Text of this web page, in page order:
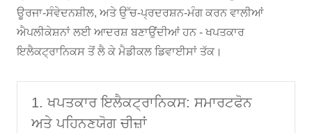
ਊਰਜਾ-ਸੰਵੇਦਨਸ਼ੀਲ, ਅਤੇ ਉੱਚ-ਪ੍ਰਦਰਸ਼ਨ-ਮੰਗ ਕਰਨ ਵਾਲੀਆਂ
ਐਪਲੀਕੇਸ਼ਨਾਂ ਲਈ ਆਦਰਸ਼ ਬਣਾਉਂਦੀਆਂ ਹਨ - ਖਪਤਕਾਰ
ਇਲੈਕਟ੍ਰਾਨਿਕਸ ਤੋਂ ਲੈ ਕੇ ਮੈਡੀਕਲ ਡਿਵਾਈਸਾਂ ਤੱਕ।
1. ਖਪਤਕਾਰ ਇਲੈਕਟ੍ਰਾਨਿਕਸ: ਸਮਾਰਟਫੋਨ
ਅਤੇ ਪਹਿਨਣਯੋਗ ਚੀਜ਼ਾਂ